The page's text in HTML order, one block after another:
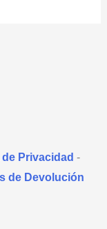
de Privacidad -
de Devolución